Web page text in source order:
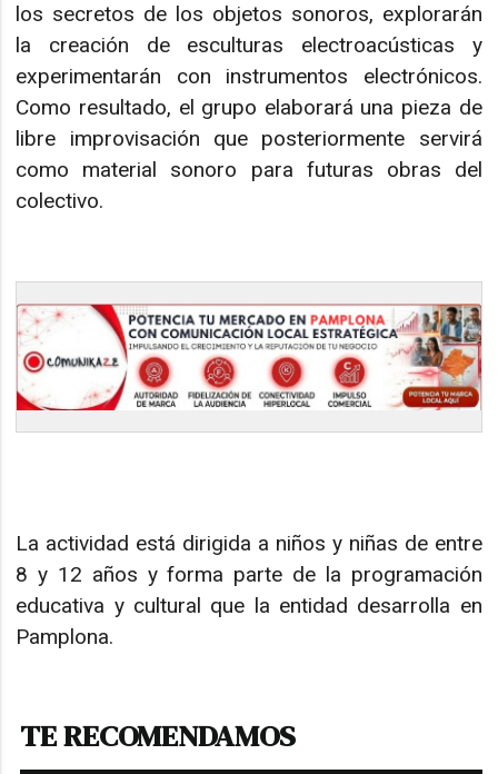
los secretos de los objetos sonoros, explorarán
la creación de esculturas electroacústicas y
experimentarán con instrumentos electrónicos.
Como resultado, el grupo elaborará una pieza de
libre improvisación que posteriormente servirá
como material sonoro para futuras obras del
colectivo.
La actividad está dirigida a niños y niñas de entre
8 y 12 años y forma parte de la programación
educativa y cultural que la entidad desarrolla en
Pamplona.
TE RECOMENDAMOS